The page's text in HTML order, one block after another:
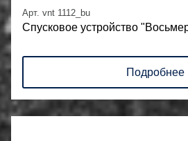
Арт. vnt 1112_bu
Спусковое устройство
Подробнее